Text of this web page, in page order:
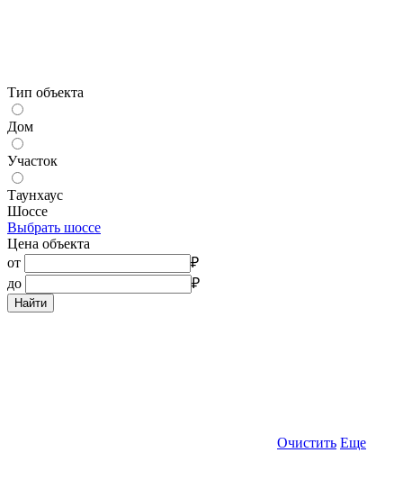
Тип объекта
Дом
Участок
Таунхаус
Шоссе
Выбрать шоссе
Цена объекта
от
₽
до
₽
Найти
Очистить Еще